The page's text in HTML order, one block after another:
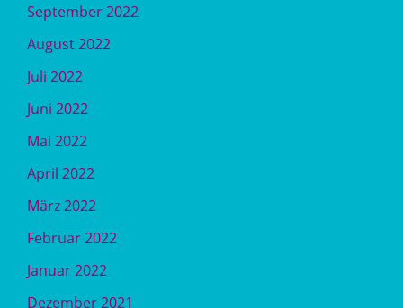
September 2022
August 2022
Juli 2022
Juni 2022
Mai 2022
April 2022
März 2022
Februar 2022
Januar 2022
Dezember 2021